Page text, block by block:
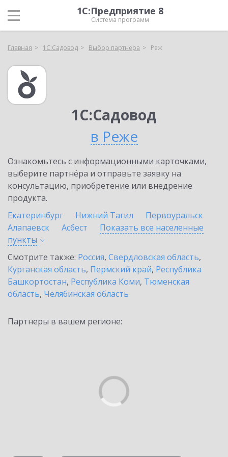
1С:Предприятие 8
Система программ
Главная 1С:Садовод Выбор партнёра Реж
1С:Садовод
в Реже
Ознакомьтесь с информационными карточками,
выберите партнёра и отправьте заявку на
консультацию, приобретение или внедрение
продукта.
Екатеринбург
Нижний Тагил
Первоуральск
Алапаевск
Асбест
Показать все населенные
пункты
Смотрите также: Россия, Свердловская область,
Курганская область, Пермский край, Республика
Башкортостан, Республика Коми, Тюменская
область, Челябинская область
Партнеры в вашем регионе: